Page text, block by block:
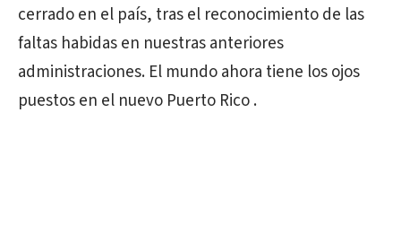
cerrado en el país, tras el reconocimiento de las
faltas habidas en nuestras anteriores
administraciones. El mundo ahora tiene los ojos
puestos en el nuevo Puerto Rico .